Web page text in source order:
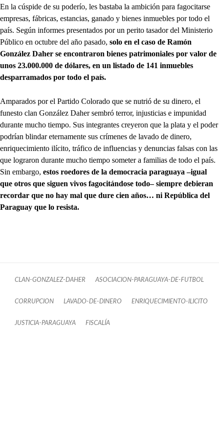
En la cúspide de su poderío, les bastaba la ambición para fagocitarse
empresas, fábricas, estancias, ganado y bienes inmuebles por todo el
país. Según informes presentados por un perito tasador del Ministerio
Público en octubre del año pasado, solo en el caso de Ramón
González Daher se encontraron bienes patrimoniales por valor de
unos 23.000.000 de dólares, en un listado de 141 inmuebles
desparramados por todo el país.
Amparados por el Partido Colorado que se nutrió de su dinero, el
funesto clan González Daher sembró terror, injusticias e impunidad
durante mucho tiempo. Sus integrantes creyeron que la plata y el poder
podrían blindar eternamente sus crímenes de lavado de dinero,
enriquecimiento ilícito, tráfico de influencias y denuncias falsas con las
que lograron durante mucho tiempo someter a familias de todo el país.
Sin embargo, estos roedores de la democracia paraguaya –igual
que otros que siguen vivos fagocitándose todo– siempre debieran
recordar que no hay mal que dure cien años… ni República del
Paraguay que lo resista.
CLAN-GONZALEZ-DAHER ASOCIACION-PARAGUAYA-DE-FUTBOL
CORRUPCION LAVADO-DE-DINERO ENRIQUECIMIENTO-ILICITO
JUSTICIA-PARAGUAYA FISCALÍA